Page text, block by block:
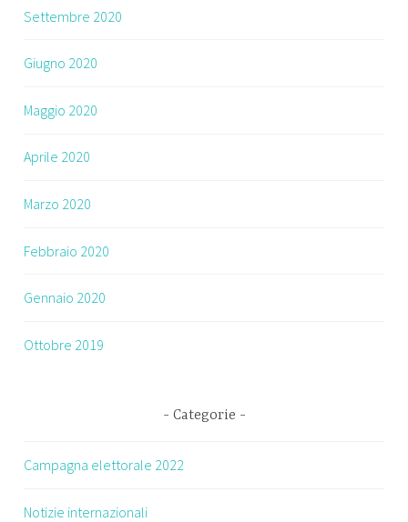
Settembre 2020
Giugno 2020
Maggio 2020
Aprile 2020
Marzo 2020
Febbraio 2020
Gennaio 2020
Ottobre 2019
Categorie
Campagna elettorale 2022
Notizie internazionali